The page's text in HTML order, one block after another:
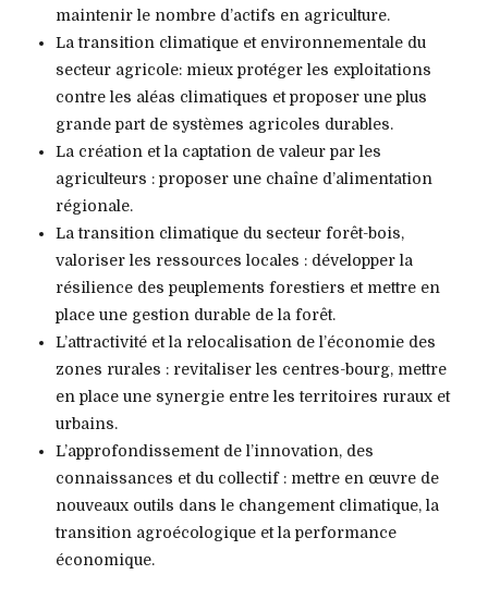
maintenir le nombre d’actifs en agriculture.
La transition climatique et environnementale du
secteur agricole: mieux protéger les exploitations
contre les aléas climatiques et proposer une plus
grande part de systèmes agricoles durables.
La création et la captation de valeur par les
agriculteurs : proposer une chaîne d’alimentation
régionale.
La transition climatique du secteur forêt-bois,
valoriser les ressources locales : développer la
résilience des peuplements forestiers et mettre en
place une gestion durable de la forêt.
L’attractivité et la relocalisation de l’économie des
zones rurales : revitaliser les centres-bourg, mettre
en place une synergie entre les territoires ruraux et
urbains.
L’approfondissement de l’innovation, des
connaissances et du collectif : mettre en œuvre de
nouveaux outils dans le changement climatique, la
transition agroécologique et la performance
économique.